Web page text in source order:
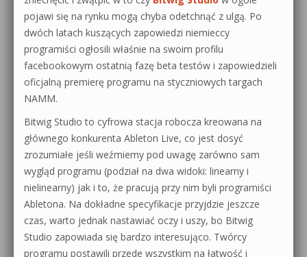
pojawi się na rynku mogą chyba odetchnąć z ulgą. Po
dwóch latach kuszących zapowiedzi niemieccy
programiści ogłosili właśnie na swoim profilu
facebookowym ostatnią fazę beta testów i zapowiedzieli
oficjalną premierę programu na styczniowych targach
NAMM.
Bitwig Studio to cyfrowa stacja robocza kreowana na
głównego konkurenta Ableton Live, co jest dosyć
zrozumiałe jeśli weźmiemy pod uwagę zarówno sam
wygląd programu (podział na dwa widoki: linearny i
nielinearny) jak i to, że pracują przy nim byli programiści
Abletona. Na dokładne specyfikacje przyjdzie jeszcze
czas, warto jednak nastawiać oczy i uszy, bo Bitwig
Studio zapowiada się bardzo interesująco. Twórcy
programu postawili przede wszystkim na łatwość i